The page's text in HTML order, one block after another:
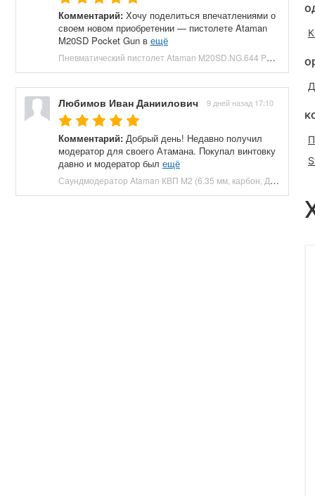
Комментарий: Хочу поделиться впечатлениями о
своем новом приобретении — пистолете Ataman
M20SD Pocket Gun в ещё
Пневматический пистолет Ataman M20SD.NG.644 Pocket Gun 6.35 мм (приклад, полнотел, бук, красный) купить в Москве и СПБ, цена 130000 руб. Доставка по РФ!
Любимов Иван Даниилович 9 дней назад 17:10
Комментарий: Добрый день! Недавно получил
модератор для своего Атамана. Покупал винтовку
давно и модератор был ещё
Саундмодератор Ataman КВП M2 (6.35 мм, карбон, ДТК) купить в Москве и СПБ, цена 12210 руб. Доставка по РФ!